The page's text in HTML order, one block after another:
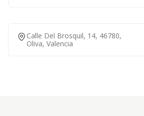
Calle Del Brosquil, 14, 46780,
Oliva, Valencia